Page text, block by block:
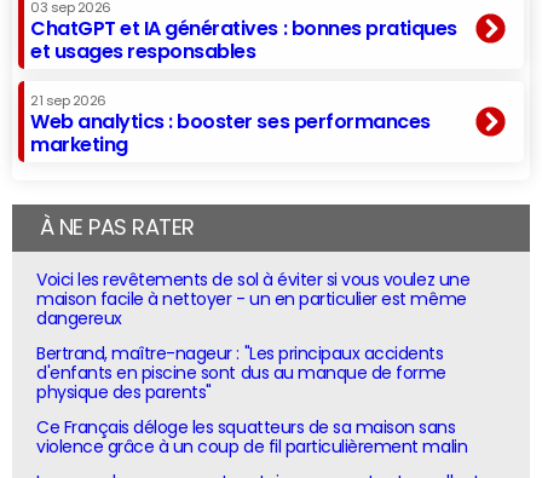
03 sep 2026
ChatGPT et IA génératives : bonnes pratiques
et usages responsables
21 sep 2026
Web analytics : booster ses performances
marketing
À NE PAS RATER
Voici les revêtements de sol à éviter si vous voulez une
maison facile à nettoyer - un en particulier est même
dangereux
Bertrand, maître-nageur : "Les principaux accidents
d'enfants en piscine sont dus au manque de forme
physique des parents"
Ce Français déloge les squatteurs de sa maison sans
violence grâce à un coup de fil particulièrement malin